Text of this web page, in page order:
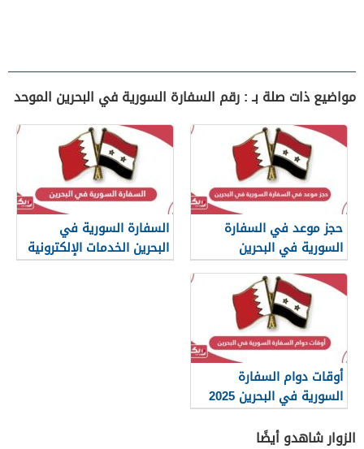
مواضيع ذات صلة بـ : رقم السفارة السورية في البحرين الموحد
حجز موعد في السفارة
السورية في البحرين
السفارة السورية في
البحرين الخدمات الإلكترونية
أوقات دوام السفارة
السورية في البحرين 2025
الزوار شاهدو أيضًا